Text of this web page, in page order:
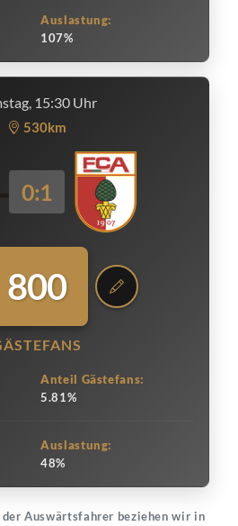
Auslastung:
107%
15:30 Uhr
530km
0:1
800
Anteil Gästefans:
5.81%
Auslastung:
48%
der Auswärtsfahrer beziehen wir in